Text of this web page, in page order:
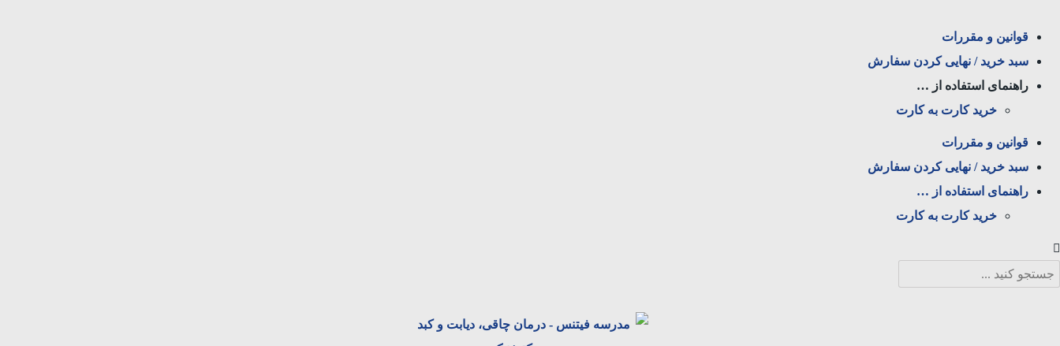
قوانین و مقررات
سبد خرید / نهایی کردن سفارش
راهنمای استفاده از …
خرید کارت به کارت
قوانین و مقررات
سبد خرید / نهایی کردن سفارش
راهنمای استفاده از …
خرید کارت به کارت